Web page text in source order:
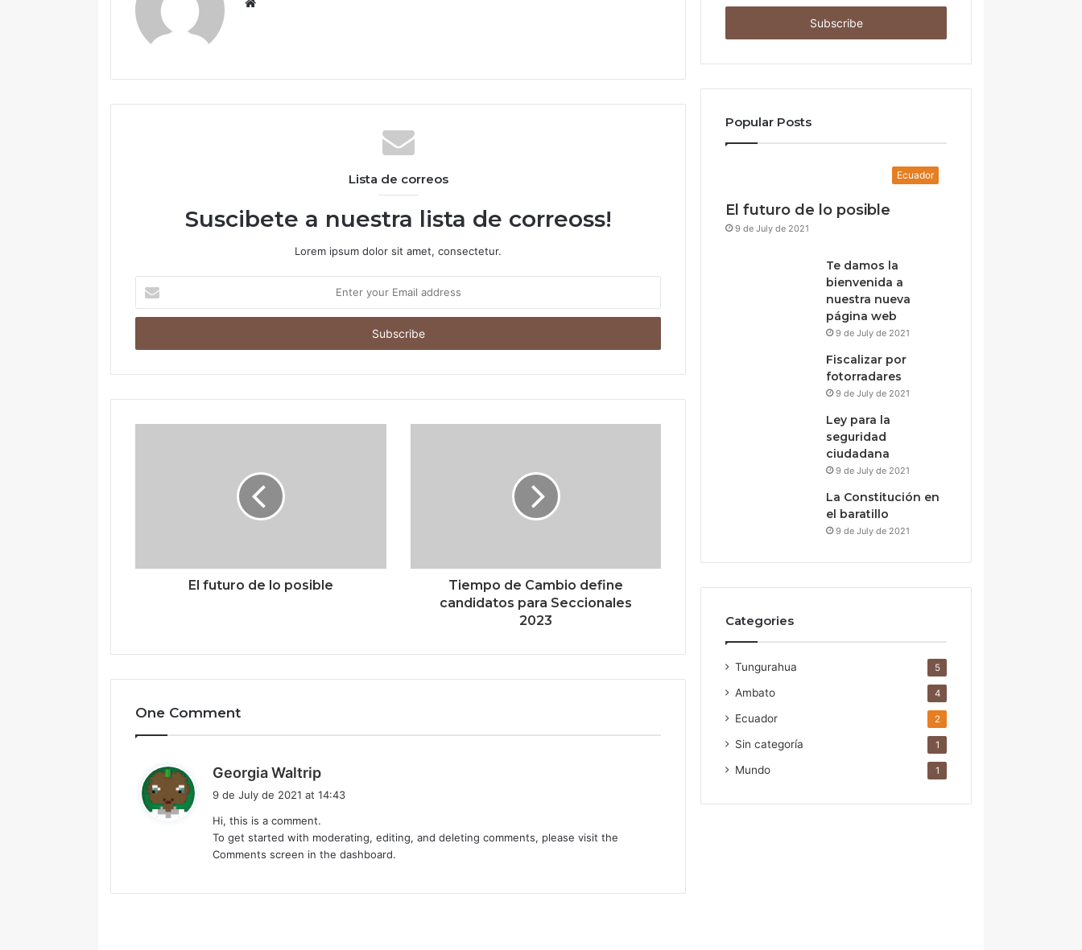
Lista de correos
Suscibete a nuestra lista de correoss!
Lorem ipsum dolor sit amet, consectetur.
your
Email
El futuro de lo posible
Tiempo de Cambio define
candidatos para Seccionales
2023
One Comment
Georgia Waltrip
:
9 de July de 2021 at 14:43
Hi, this is a comment.
To get started with moderating, editing, and deleting comments, please visit the
Comments screen in the dashboard.
Email
Popular Posts
Ecuador
El futuro de lo posible
9 de July de 2021
Te damos la
bienvenida a
nuestra nueva
página web
9 de July de 2021
Fiscalizar por
fotorradares
9 de July de 2021
Ley para la
seguridad
ciudadana
9 de July de 2021
La Constitución en
el baratillo
9 de July de 2021
Categories
Tungurahua 5
Ambato 4
Ecuador 2
Sin categoría 1
Mundo 1